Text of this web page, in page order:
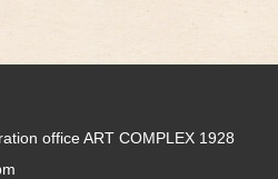
office ART COMPLEX 1928